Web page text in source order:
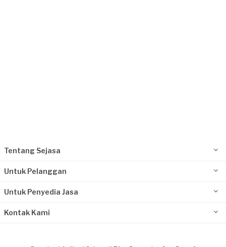
Tentang Sejasa
Untuk Pelanggan
Untuk Penyedia Jasa
Kontak Kami